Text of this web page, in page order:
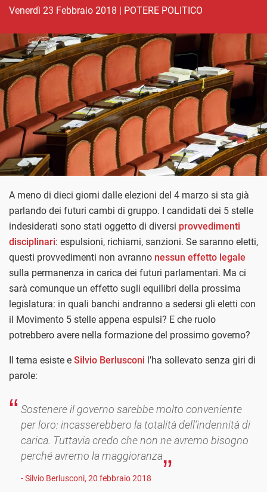
venerdì 23 Febbraio 2018 | POTERE POLITICO
A meno di dieci giorni dalle elezioni del 4 marzo si sta già
parlando dei futuri cambi di gruppo. I candidati dei 5 stelle
indesiderati sono stati oggetto di diversi provvedimenti
disciplinari: espulsioni, richiami, sanzioni. Se saranno eletti,
questi provvedimenti non avranno nessun effetto legale
sulla permanenza in carica dei futuri parlamentari. Ma ci
sarà comunque un effetto sugli equilibri della prossima
legislatura: in quali banchi andranno a sedersi gli eletti con
il Movimento 5 stelle appena espulsi? E che ruolo
potrebbero avere nella formazione del prossimo governo?
Il tema esiste e Silvio Berlusconi l’ha sollevato senza giri di
parole:
Sostenere il governo sarebbe molto conveniente
per loro: incasserebbero la totalità dell’indennità di
carica. Tuttavia credo che non ne avremo bisogno
perché avremo la maggioranza
- Silvio Berlusconi, 20 febbraio 2018